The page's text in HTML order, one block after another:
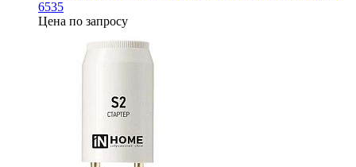
6535
Цена по запросу